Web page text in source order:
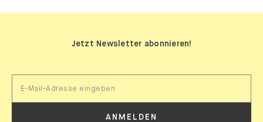
Jetzt Newsletter abonnieren!
ANMELDEN